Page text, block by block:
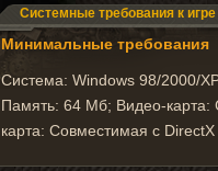
Системные требования к
Минимальные требования
Система: Windows 98/2000/
Память: 64 Мб; Видео-карта:
карта: Совместимая с